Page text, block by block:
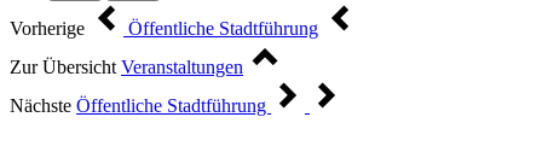
Vorherige
Öffentliche Stadtführung
Zur Übersicht Veranstaltungen
Nächste Öffentliche Stadtführung